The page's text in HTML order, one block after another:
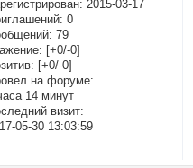
: 2015-03-17
0
79
[+0/-0]
[+0/-0]
на форуме:
14 минут
визит:
05-30 13:03:59